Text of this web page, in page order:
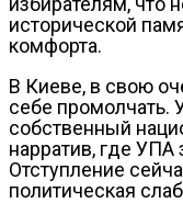
исторической
комфорта.
В Киеве, в свою
себе промолчать.
собственный
нарратив, где
Отступление
политическая